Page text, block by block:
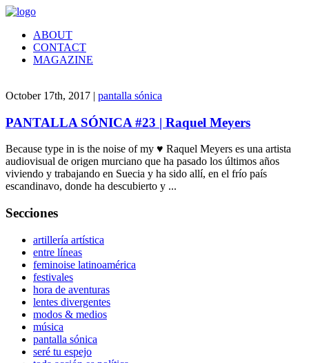
ABOUT
CONTACT
MAGAZINE
October 17th, 2017 | pantalla sónica
PANTALLA SÓNICA #23 | Raquel Meyers
Because type in is the noise of my ♥ Raquel Meyers es una artista
audiovisual de origen murciano que ha pasado los últimos años
viviendo y trabajando en Suecia y ha sido allí, en el frío país
escandinavo, donde ha descubierto y ...
Secciones
artillería artística
entre líneas
feminoise latinoamérica
festivales
hora de aventuras
lentes divergentes
modos & medios
música
pantalla sónica
seré tu espejo